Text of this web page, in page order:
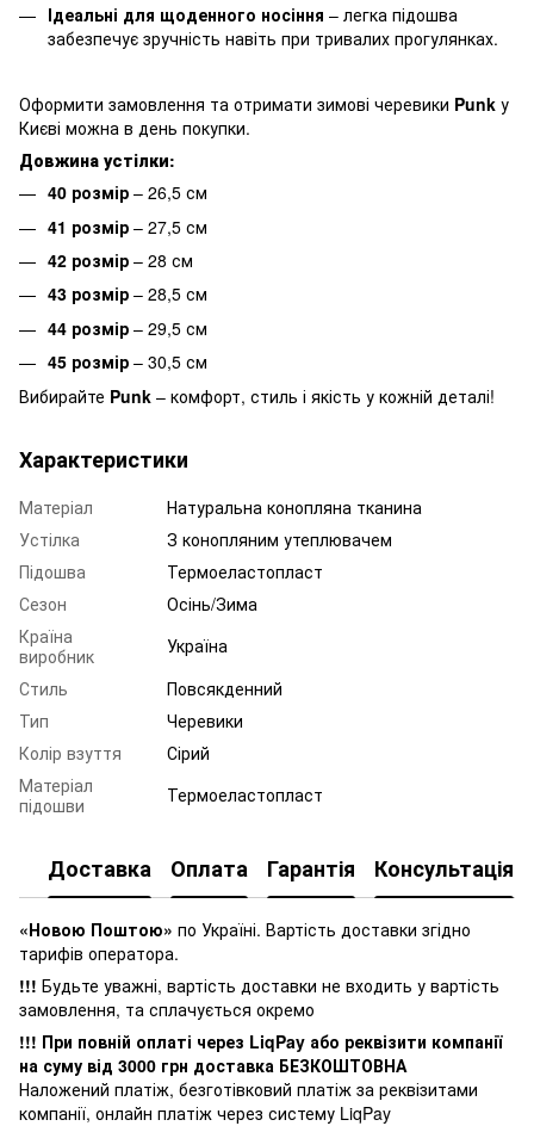
Ідеальні для щоденного носіння – легка підошва
забезпечує зручність навіть при тривалих прогулянках.
Оформити замовлення та отримати зимові черевики Punk у
Києві можна в день покупки.
Довжина устілки:
40 розмір – 26,5 см
41 розмір – 27,5 см
42 розмір – 28 см
43 розмір – 28,5 см
44 розмір – 29,5 см
45 розмір – 30,5 см
Вибирайте Punk – комфорт, стиль і якість у кожній деталі!
Характеристики
Матеріал
Натуральна конопляна тканина
Устілка
З конопляним утеплювачем
Підошва
Термоеластопласт
Сезон
Осінь/Зима
Країна
виробник
Україна
Стиль
Повсякденний
Тип
Черевики
Колір взуття
Сірий
Матеріал
підошви
Термоеластопласт
Доставка Оплата Гарантія Консультація
«Новою Поштою» по Україні. Вартість доставки згідно
тарифів оператора.
!!! Будьте уважні, вартість доставки не входить у вартість
замовлення, та сплачується окремо
!!! При повній оплаті через LiqPay або реквізити компанії
на суму від 3000 грн доставка БЕЗКОШТОВНА
Наложений платіж, безготівковий платіж за реквізитами
компанії, онлайн платіж через систему LiqPay